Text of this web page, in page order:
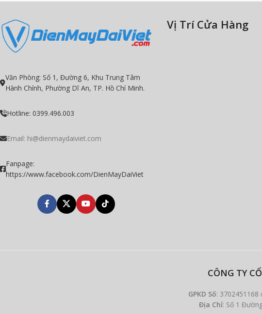
Văn Phòng: Số 1, Đường 6, Khu Trung Tâm
Hành Chính, Phường Dĩ An, TP. Hồ Chí Minh.
Hotline: 0399.496.003
Email: hi@dienmaydaiviet.com
Fanpage:
https://www.facebook.com/DienMayDaiViet
Vị Trí Cửa Hàng
CÔNG TY
GPKD Số:
Địa Chỉ: Số 1